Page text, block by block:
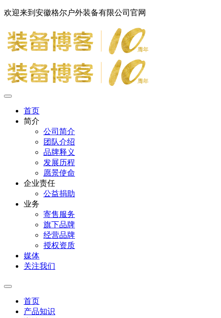
欢迎来到安徽格尔户外装备有限公司官网
首页
简介
公司简介
团队介绍
品牌释义
发展历程
愿景使命
企业责任
公益捐助
业务
寄售服务
旗下品牌
经营品牌
授权资质
媒体
关注我们
首页
产品知识